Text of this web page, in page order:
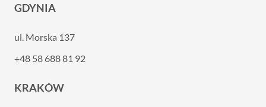
GDYNIA
ul. Morska 137
+48 58 688 81 92
KRAKÓW